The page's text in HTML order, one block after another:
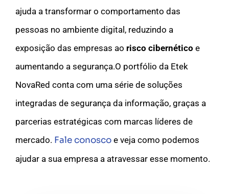
ajuda a transformar o comportamento das
pessoas no ambiente digital, reduzindo a
exposição das empresas ao risco cibernético e
aumentando a segurança.O portfólio da Etek
NovaRed conta com uma série de soluções
integradas de segurança da informação, graças a
parcerias estratégicas com marcas líderes de
mercado. Fale conosco e veja como podemos
ajudar a sua empresa a atravessar esse momento.